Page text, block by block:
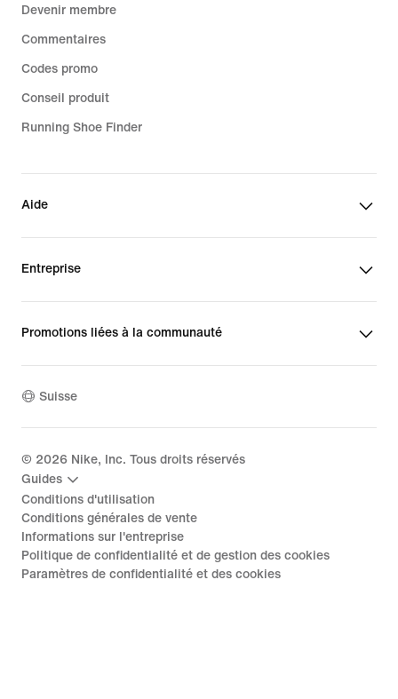
Devenir membre
Commentaires
Codes promo
Conseil produit
Running Shoe Finder
Aide
Entreprise
Promotions liées à la communauté
Suisse
© 2026 Nike, Inc. Tous droits réservés
Guides
Conditions d'utilisation
Conditions générales de vente
Informations sur l'entreprise
Politique de confidentialité et de gestion des cookies
Paramètres de confidentialité et des cookies